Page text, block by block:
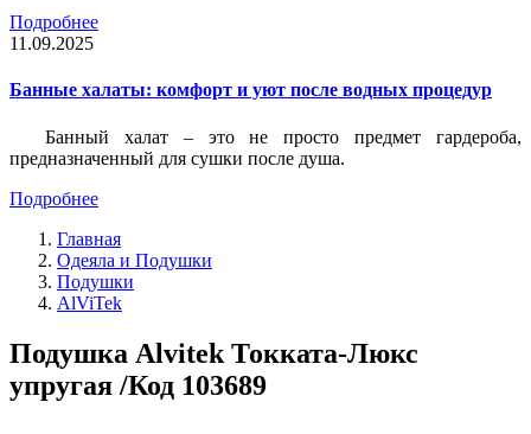
Подробнее
11.09.2025
Банные халаты: комфорт и уют после водных процедур
Банный халат – это не просто предмет гардероба,
предназначенный для сушки после душа.
Подробнее
Главная
Одеяла и Подушки
Подушки
AlViTek
Подушка Alvitek Токката-Люкс
упругая /Код 103689